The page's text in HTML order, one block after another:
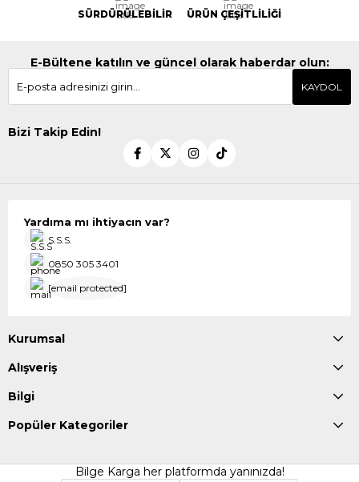
SÜRDÜRÜLEBİLİR ÜRÜN ÇEŞİTLİLİĞİ
E-Bültene katılın ve güncel olarak haberdar olun:
KAYDOL
Bizi Takip Edin!
Yardıma mı ihtiyacın var?
S.S.S.
0850 305 3401
[email protected]
Kurumsal
Alışveriş
Bilgi
Popüler Kategoriler
Bilge Karga her platformda yanınızda!